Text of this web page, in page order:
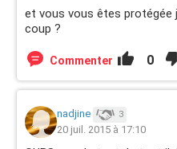
et vous vous êtes protégée
coup ?
Commenter 0
nadjine 3
20 juil. 2015 à 17:10